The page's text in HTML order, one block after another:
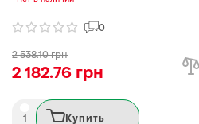
0
2 538.10 грн
2 182.76 грн
Купить